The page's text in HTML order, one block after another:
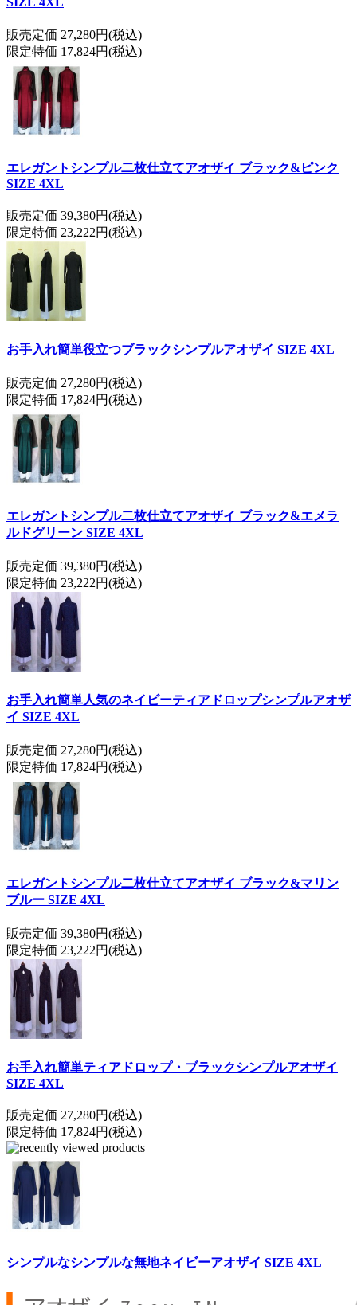
販売定価 27,280円(税込)
限定特価 17,824円(税込)
エレガントシンプル二枚仕立てアオザイ ブラック&ピンク
SIZE 4XL
販売定価 39,380円(税込)
限定特価 23,222円(税込)
お手入れ簡単役立つブラックシンプルアオザイ SIZE 4XL
販売定価 27,280円(税込)
限定特価 17,824円(税込)
エレガントシンプル二枚仕立てアオザイ ブラック&エメラ
ルドグリーン SIZE 4XL
販売定価 39,380円(税込)
限定特価 23,222円(税込)
お手入れ簡単人気のネイビーティアドロップシンプルアオザ
イ SIZE 4XL
販売定価 27,280円(税込)
限定特価 17,824円(税込)
エレガントシンプル二枚仕立てアオザイ ブラック&マリン
ブルー SIZE 4XL
販売定価 39,380円(税込)
限定特価 23,222円(税込)
お手入れ簡単ティアドロップ・ブラックシンプルアオザイ
SIZE 4XL
販売定価 27,280円(税込)
限定特価 17,824円(税込)
シンプルなシンプルな無地ネイビーアオザイ SIZE 4XL